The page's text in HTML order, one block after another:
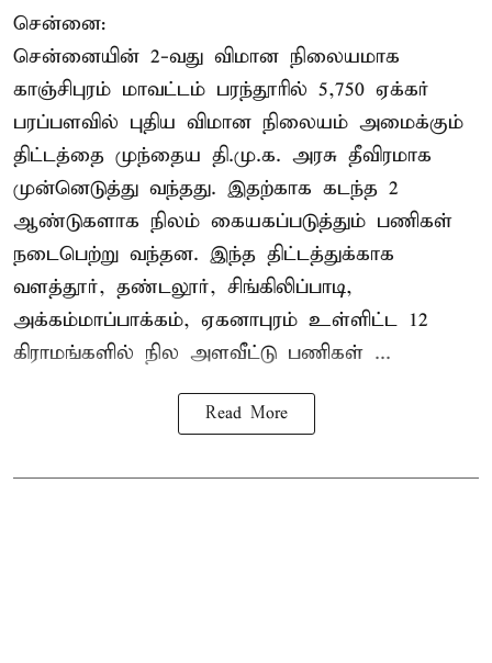
சென்னை:
சென்னையின் 2-வது விமான நிலையமாக
காஞ்சிபுரம் மாவட்டம் பரந்தூரில் 5,750 ஏக்கர்
பரப்பளவில் புதிய விமான நிலையம் அமைக்கும்
திட்டத்தை முந்தைய தி.மு.க. அரசு தீவிரமாக
முன்னெடுத்து வந்தது. இதற்காக கடந்த 2
ஆண்டுகளாக நிலம் கையகப்படுத்தும் பணிகள்
நடைபெற்று வந்தன. இந்த திட்டத்துக்காக
வளத்தூர், தண்டலூர், சிங்கிலிப்பாடி,
அக்கம்மாப்பாக்கம், ஏகனாபுரம் உள்ளிட்ட 12
கிராமங்களில் நில அளவீட்டு பணிகள் ...
Read More